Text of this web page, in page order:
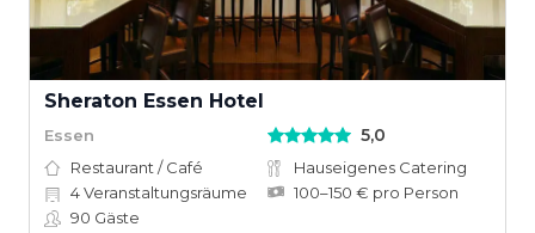
Sheraton Essen Hotel
Essen 5,0
Restaurant / Café
Hauseigenes Catering
4Veranstaltungsräume
100–150 € pro Person
90 Gäste